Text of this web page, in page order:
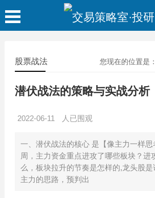
您现在的位置是：
股票战法
潜伏战法的策略与实战分析
2022-06-11 人已围观
一、潜伏战法的核心 是【像主力一样
周，主力资金重点进攻了哪些板块？进
么，板块拉升的节奏是怎样的,龙头股是
主力的思路，预判出